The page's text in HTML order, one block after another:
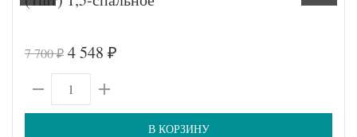
7 700₽ 4 548 ₽
В КОРЗИНУ